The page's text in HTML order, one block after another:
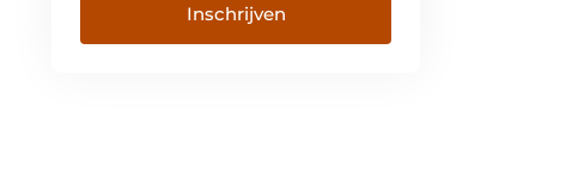
Inschrijven